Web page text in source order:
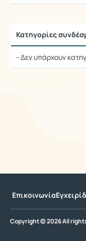
Κατηγορίες
- Δεν υπάρχουν
Επικοινωνία
Copyright © 2026 All